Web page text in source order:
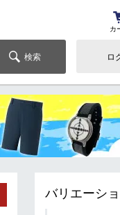
カ
検索 ロ
バリエーシ